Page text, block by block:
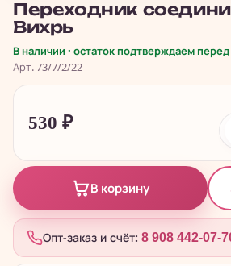
Переходник
Вихрь
В наличии · остаток подтверждаем перед
Арт. 73/7/2/22
530 ₽
В корзину
Опт-заказ и счёт: 8 908 442-07-